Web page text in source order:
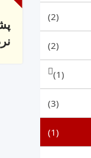
(2)
(2)
(1)
(3)
(1)